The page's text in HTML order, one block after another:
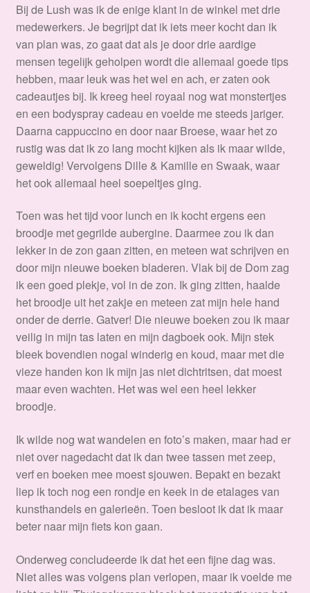
Bij de Lush was ik de enige klant in de winkel met drie
medewerkers. Je begrijpt dat ik iets meer kocht dan ik
van plan was, zo gaat dat als je door drie aardige
mensen tegelijk geholpen wordt die allemaal goede tips
hebben, maar leuk was het wel en ach, er zaten ook
cadeautjes bij. Ik kreeg heel royaal nog wat monstertjes
en een bodyspray cadeau en voelde me steeds jariger.
Daarna cappuccino en door naar Broese, waar het zo
rustig was dat ik zo lang mocht kijken als ik maar wilde,
geweldig! Vervolgens Dille & Kamille en Swaak, waar
het ook allemaal heel soepeltjes ging.
Toen was het tijd voor lunch en ik kocht ergens een
broodje met gegrilde aubergine. Daarmee zou ik dan
lekker in de zon gaan zitten, en meteen wat schrijven en
door mijn nieuwe boeken bladeren. Vlak bij de Dom zag
ik een goed plekje, vol in de zon. Ik ging zitten, haalde
het broodje uit het zakje en meteen zat mijn hele hand
onder de derrie. Gatver! Die nieuwe boeken zou ik maar
veilig in mijn tas laten en mijn dagboek ook. Mijn stek
bleek bovendien nogal winderig en koud, maar met die
vieze handen kon ik mijn jas niet dichtritsen, dat moest
maar even wachten. Het was wel een heel lekker
broodje.
Ik wilde nog wat wandelen en foto’s maken, maar had er
niet over nagedacht dat ik dan twee tassen met zeep,
verf en boeken mee moest sjouwen. Bepakt en bezakt
liep ik toch nog een rondje en keek in de etalages van
kunsthandels en galerieën. Toen besloot ik dat ik maar
beter naar mijn fiets kon gaan.
Onderweg concludeerde ik dat het een fijne dag was.
Niet alles was volgens plan verlopen, maar ik voelde me